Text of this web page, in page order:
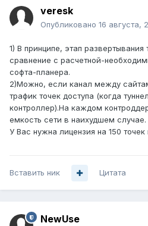
veresk
Опубликовано 16 августа,
1) В принципе, этап
сравнение с расчетной-
софта-планера.
2)Можно, если канал между
трафик точек доступа (когда
контроллер).На каждом
емкость сети в наихудшем случае.
У Вас нужна лицензия на 150
Вставить ник Цитата
NewUse